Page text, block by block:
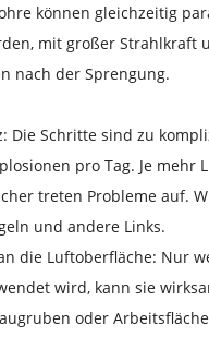
können gleichzeitig
mit großer Strahlkraft
nach der Sprengung.
Die Schritte sind zu
pro Tag. Je mehr
treten Probleme auf.
und andere Links.
die Luftoberfläche: Nur
wird, kann sie
oder